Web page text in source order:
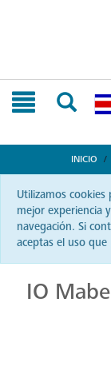
INICIO
Utilizamos
mejor experiencia
navegación. Si
aceptas el uso que
IO